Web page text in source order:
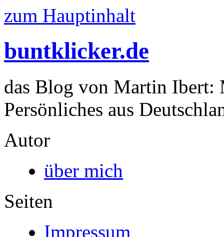
zum Hauptinhalt
buntklicker.de
das Blog von Martin Ibert:
Persönliches aus
Autor
über mich
Seiten
Impressum